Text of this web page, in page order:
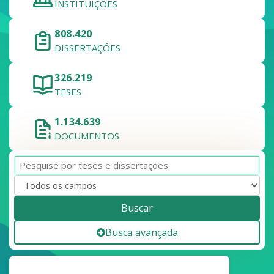
INSTITUIÇÕES
808.420
DISSERTAÇÕES
326.219
TESES
1.134.639
DOCUMENTOS
Buscar
Busca avançada